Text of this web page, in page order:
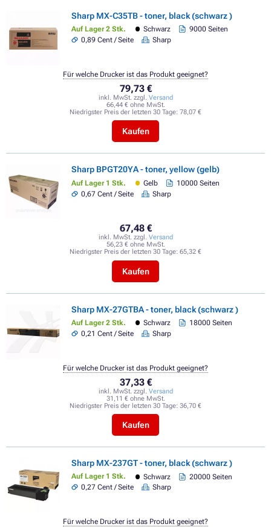
Sharp MX-C35TB - toner, black (schwarz )
Auf Lager 2 Stk. Schwarz
9000 Seiten
0,89 Cent / Seite
Sharp
79,73 €
inkl. MwSt. zzgl. Versand
66,44 € ohne MwSt.
Niedrigster Preis der letzten 30 Tage: 78,07 €
Kaufen
Für welche Drucker ist das Produkt geeignet?
Sharp BPGT20YA - toner, yellow (gelb)
Auf Lager 1 Stk. Gelb
10000 Seiten
0,67 Cent / Seite
Sharp
67,48 €
inkl. MwSt. zzgl. Versand
56,23 € ohne MwSt.
Niedrigster Preis der letzten 30 Tage: 65,32 €
Kaufen
Sharp MX-27GTBA - toner, black (schwarz )
Auf Lager 2 Stk. Schwarz
18000 Seiten
0,21 Cent / Seite
Sharp
37,33 €
inkl. MwSt. zzgl. Versand
31,11 € ohne MwSt.
Niedrigster Preis der letzten 30 Tage: 36,70 €
Kaufen
Für welche Drucker ist das Produkt geeignet?
Sharp MX-237GT - toner, black (schwarz )
Auf Lager 1 Stk. Schwarz
20000 Seiten
0,27 Cent / Seite
Sharp
Für welche Drucker ist das Produkt geeignet?